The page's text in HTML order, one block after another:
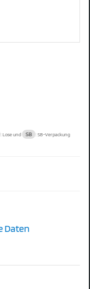
: Lose und SB : SB-Verpackung
Daten